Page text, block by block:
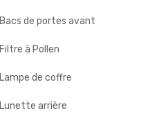
Bacs de portes avant
Filtre à Pollen
Lampe de coffre
Lunette arrière